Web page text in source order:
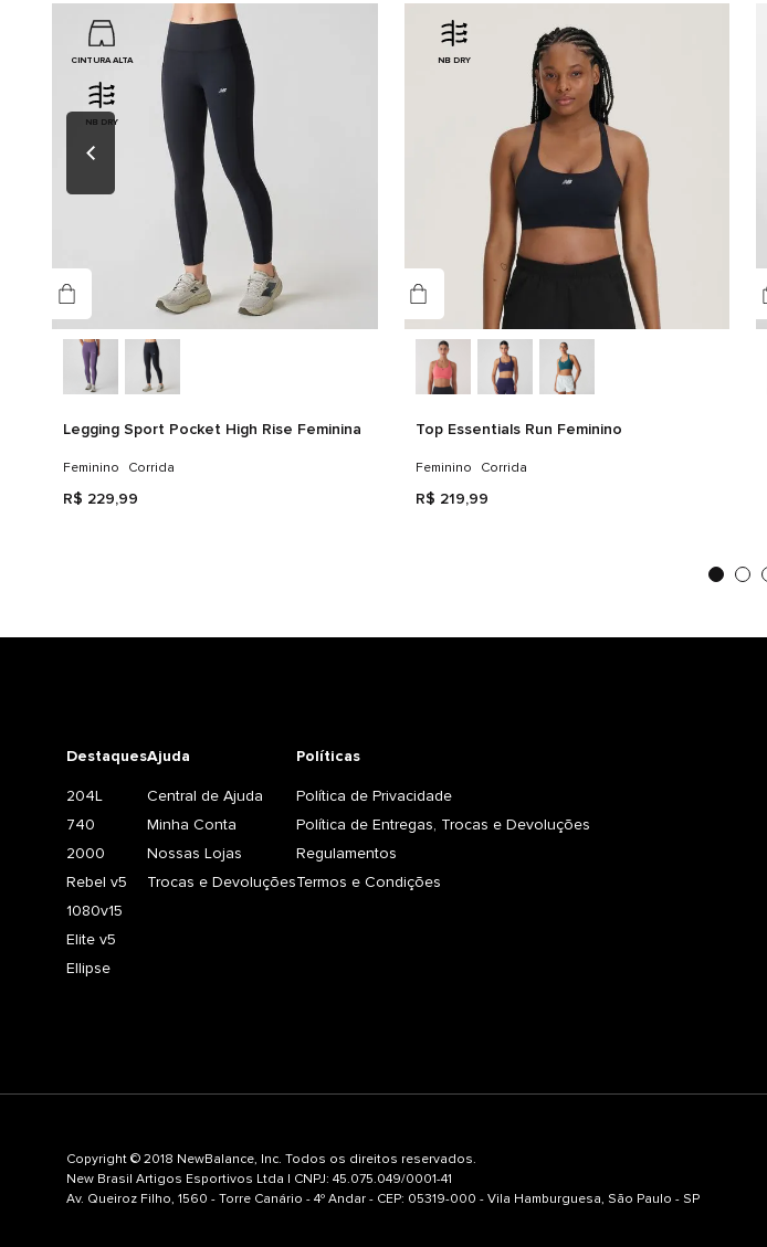
CINTURA ALTA
NB DRY
Legging Sport Pocket High Rise Feminina
Feminino Corrida
R$ 229,99
NB DRY
Top Essentials Run Feminino
Feminino Corrida
R$ 219,99
Destaques
204L
740
2000
Rebel v5
1080v15
Elite v5
Ellipse
Ajuda
Central de Ajuda
Minha Conta
Nossas Lojas
Trocas e Devoluções
Políticas
Política de Privacidade
Política de Entregas, Trocas e Devoluções
Regulamentos
Termos e Condições
Copyright © 2018 NewBalance, Inc. Todos os direitos reservados.
New Brasil Artigos Esportivos Ltda | CNPJ: 45.075.049/0001-41
Av. Queiroz Filho, 1560 - Torre Canário - 4º Andar - CEP: 05319-000 - Vila Hamburguesa, São Paulo - SP